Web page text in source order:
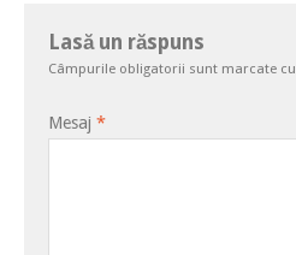
Lasă un răspuns
Câmpurile obligatorii sunt marcate cu
Mesaj *